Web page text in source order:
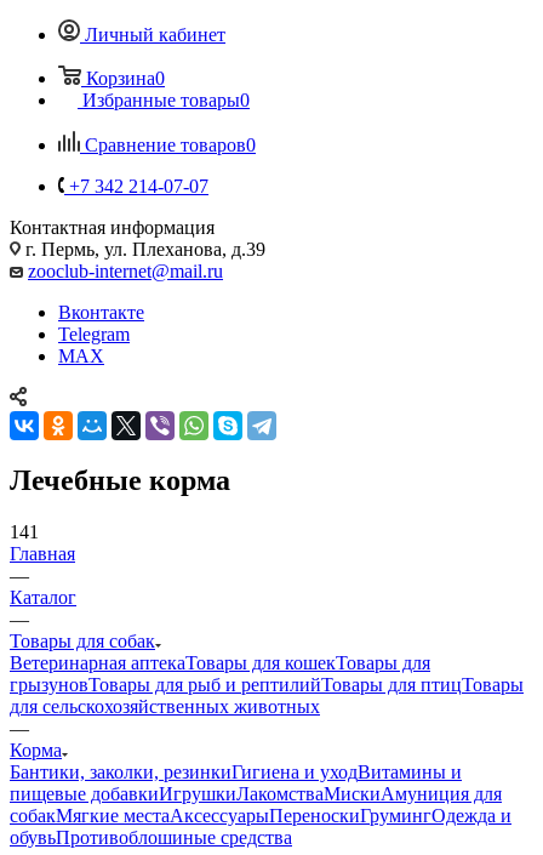
Личный кабинет
Корзина0
Избранные товары0
Сравнение товаров0
+7 342 214-07-07
Контактная информация
г. Пермь, ул. Плеханова, д.39
zooclub-internet@mail.ru
Вконтакте
Telegram
MAX
Лечебные корма
141
Главная
—
Каталог
—
Товары для собак
Ветеринарная аптекаТовары для кошекТовары для
грызуновТовары для рыб и рептилийТовары для птицТовары
для сельскохозяйственных животных
—
Корма
Бантики, заколки, резинкиГигиена и уходВитамины и
пищевые добавкиИгрушкиЛакомстваМискиАмуниция для
собакМягкие местаАксессуарыПереноскиГрумингОдежда и
обувьПротивоблошиные средства